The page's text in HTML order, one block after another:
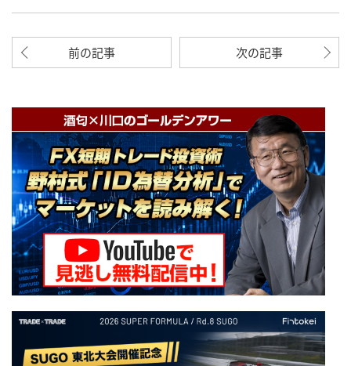
前の記事 次の記事